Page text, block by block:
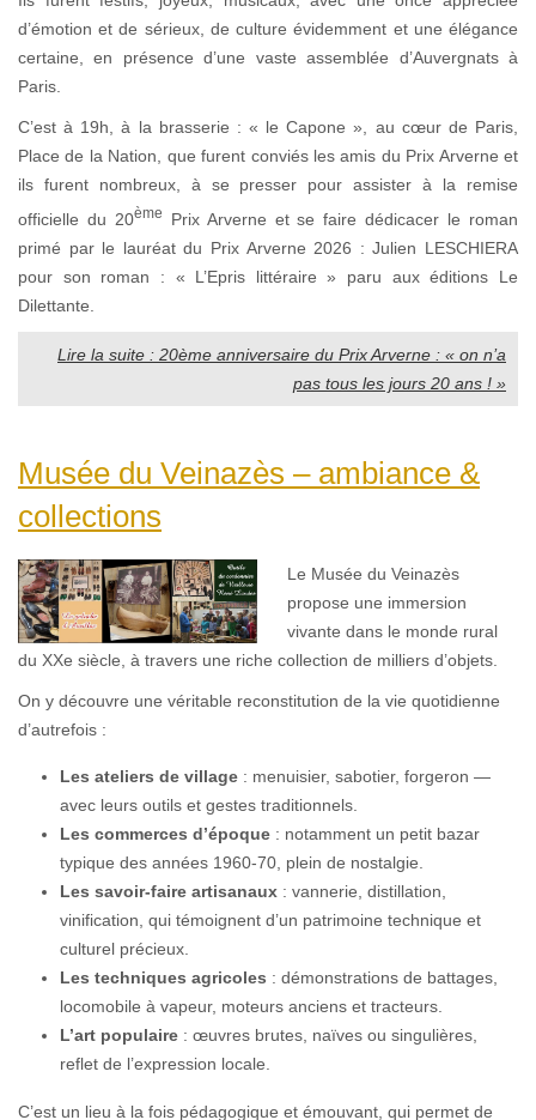
d’émotion et de sérieux, de culture évidemment et une élégance
certaine, en présence d’une vaste assemblée d’Auvergnats à
Paris.
C’est à 19h, à la brasserie : « le Capone », au cœur de Paris,
Place de la Nation, que furent conviés les amis du Prix Arverne et
ils furent nombreux, à se presser pour assister à la remise
officielle du 20ème
Prix Arverne et se faire dédicacer le roman
primé par le lauréat du Prix Arverne 2026 : Julien LESCHIERA
pour son roman : « L’Epris littéraire » paru aux éditions Le
Dilettante.
Lire la suite : 20ème anniversaire du Prix Arverne : « on n’a
pas tous les jours 20 ans ! »
Musée du Veinazès – ambiance &
collections
Le Musée du Veinazès
propose une immersion
vivante dans le monde rural
du XXe siècle, à travers une riche collection de milliers d’objets.
On y découvre une véritable reconstitution de la vie quotidienne
d’autrefois :
Les ateliers de village : menuisier, sabotier, forgeron —
avec leurs outils et gestes traditionnels.
Les commerces d’époque : notamment un petit bazar
typique des années 1960-70, plein de nostalgie.
Les savoir-faire artisanaux : vannerie, distillation,
vinification, qui témoignent d’un patrimoine technique et
culturel précieux.
Les techniques agricoles : démonstrations de battages,
locomobile à vapeur, moteurs anciens et tracteurs.
L’art populaire : œuvres brutes, naïves ou singulières,
reflet de l’expression locale.
C’est un lieu à la fois pédagogique et émouvant, qui permet de